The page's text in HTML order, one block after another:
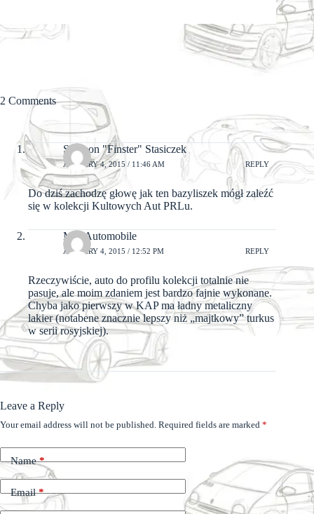
2 Comments
Szymon "Finster" Stasiczek
JANUARY 4, 2015 / 11:46 AM REPLY
Do dziś zachodzę głowę jak ten bazyliszek mógł zaleźć
się w kolekcji Kultowych Aut PRLu.
MiniAutomobile
JANUARY 4, 2015 / 12:52 PM REPLY
Rzeczywiście, auto do profilu kolekcji totalnie nie
pasuje, ale moim zdaniem jest bardzo fajnie wykonane.
Chyba jako pierwszy w KAP ma ładny metaliczny
lakier (notabene znacznie lepszy niż „majtkowy” turkus
w serii rosyjskiej).
Leave a Reply
Your email address will not be published. Required fields are marked *
Name*
Email*